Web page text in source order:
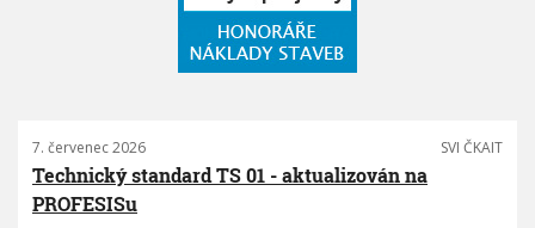
7. červenec 2026 SVI ČKAIT
Technický standard TS 01 - aktualizován na
PROFESISu